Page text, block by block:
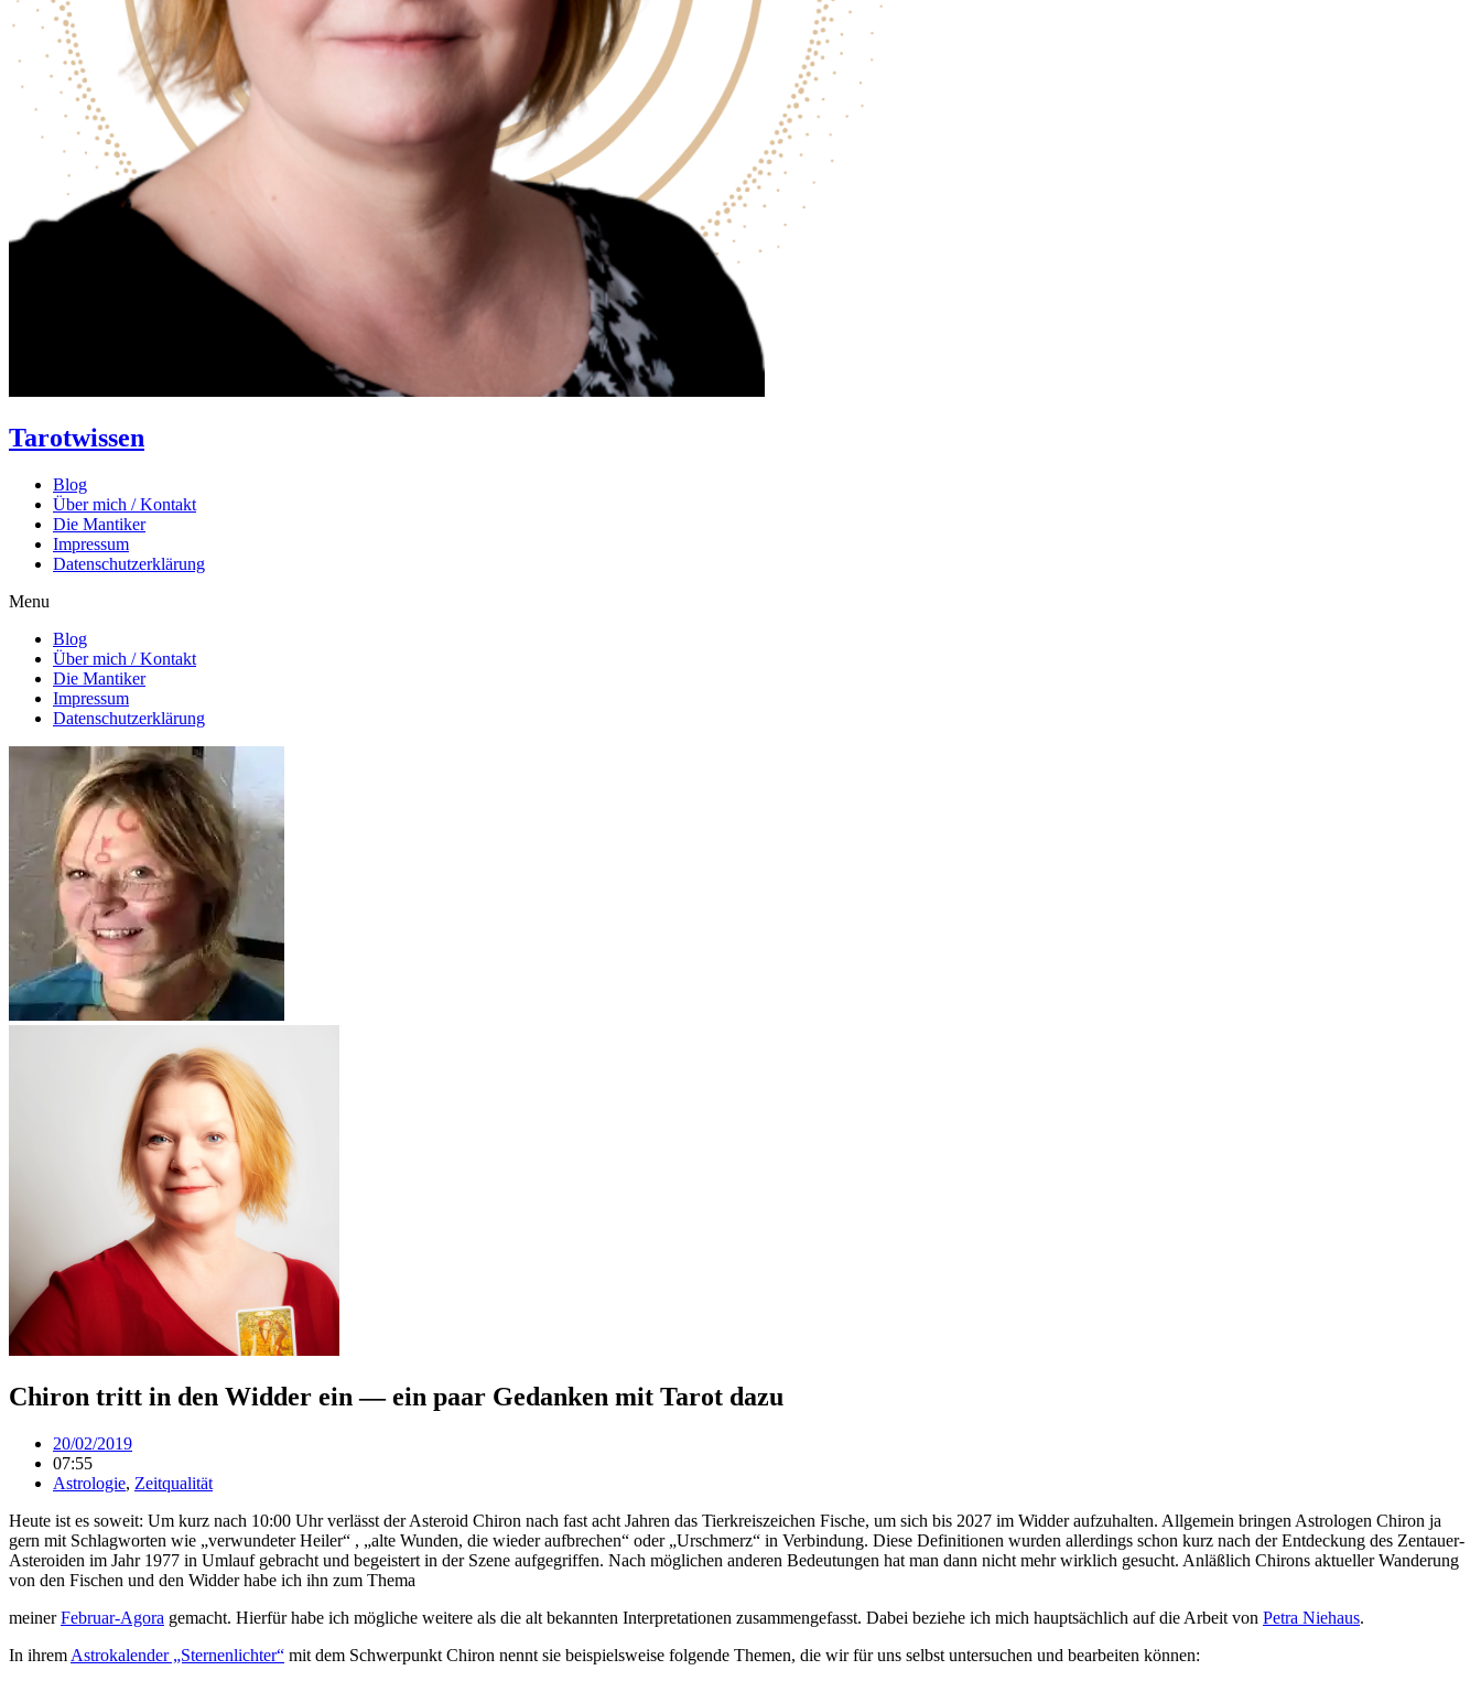
Tarotwissen
Blog
Über mich / Kontakt
Die Mantiker
Impressum
Datenschutzerklärung
Menu
Blog
Über mich / Kontakt
Die Mantiker
Impressum
Datenschutzerklärung
Chiron tritt in den Widder ein — ein paar Gedanken mit Tarot dazu
20/02/2019
07:55
Astrologie, Zeitqualität
Heute ist es soweit: Um kurz nach 10:00 Uhr ver­lässt der Aste­roid Chiron nach fast acht Jahren das Tier­kreis­zei­chen Fische, um sich bis 2027 im Widder auf­zu­halten. All­ge­mein bringen Astro­logen Chiron ja
gern mit Schlag­worten wie „ver­wun­deter Heiler“ , „alte Wunden, die wieder auf­bre­chen“ oder „Urschmerz“ in Ver­bin­dung. Diese Defi­ni­tionen wurden aller­dings schon kurz nach der Ent­deckung des Zen­tauer-
Aste­ro­iden im Jahr 1977 in Umlauf gebracht und begei­stert in der Szene auf­ge­griffen. Nach mög­li­chen anderen Bedeu­tungen hat man dann nicht mehr wirk­lich gesucht. Anläß­lich Chi­rons aktu­eller Wan­de­rung
von den Fischen und den Widder habe ich ihn zum Thema
meinerFebruar-Agora gemacht. Hierfür habe ich mög­liche wei­tere als die alt bekannten Inter­pre­ta­tionen zusam­men­ge­fasst. Dabei beziehe ich mich haupt­säch­lich auf die Arbeit von Petra Nie­haus.
In ihrem Astro­ka­lender „Ster­nen­lichter“ mit dem Schwer­punkt Chiron nennt sie bei­spiels­weise fol­gende Themen, die wir für uns selbst unter­su­chen und bear­beiten können: